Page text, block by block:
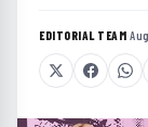
EDITORIAL TEAM·